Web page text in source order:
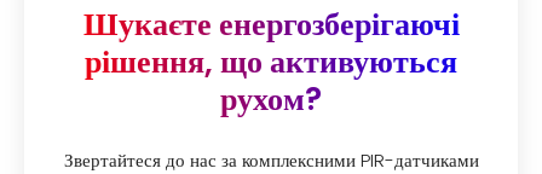
Шукаєте енергозберігаючі
рішення, що активуються
рухом?
Звертайтеся до нас за комплексними PIR-датчиками